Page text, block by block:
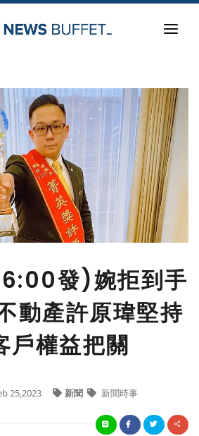
發)婉拒到手
動產許原瑋堅持
戶權益把關
25,2023 新聞 新聞時事